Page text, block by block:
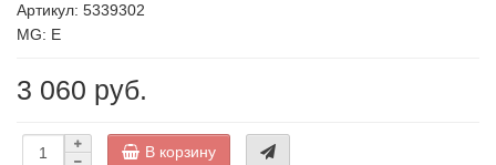
Артикул: 5339302
MG: E
3 060 руб.
В корзину